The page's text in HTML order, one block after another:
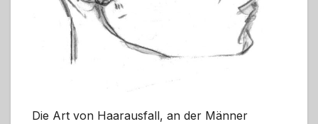
Die Art von Haarausfall, an der Männer